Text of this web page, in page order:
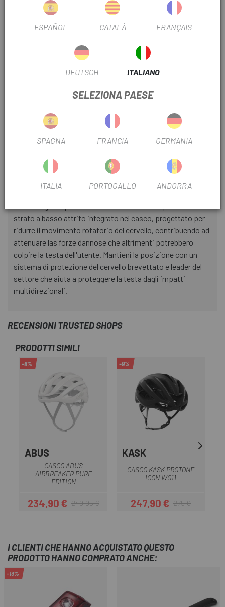
confortevole, mentre las cinturini offrono una sensazione
morbida e di alta qualità a contatto con la pelle. La cosa
consueto in un sacchetto per il bucato o a mano per una
freschezza rapida e semplice.
Oakley 360 Fit offre un'esperienza di guida migliorata con il
giogo riposizionate e al quadrante in gomma, mentre il
nuovo cappuccio offre una taglia più adattabile e aiuta a
ridurre i punti di pressione e i punti caldi.
VANO PORTAOGGETTI:
Las anteriori offrono ai ciclisti il
posto ideale per riporre facilmente gli occhiali, proprio
come negli altri caschi Oakley Road.
strato a basso attrito integrato nel casco, progettato per
ridurre il movimento rotatorio del cervello, contribuendo ad
attenuare las forze dannose che altrimenti potrebbero
colpire la testa dell'utente. Mantieni la posizione con un
sistema di protezione del cervello brevettato e leader del
settore che aiuta a proteggere la testa dagli impatti
multidirezionali.
RECENSIONI TRUSTED SHOPS
PRODOTTI SIMILI
-6%
ABUS
CASCO ABUS
AIRBREAKER PURE
EDITION
Prezzo
234,90 €Prezzo base
249,95 €
-9%
KASK
CASCO KASK PROTONE
ICON WG11
Prezzo
247,90 €Prezzo base
275 €
I CLIENTI CHE HANNO ACQUISTATO QUESTO
PRODOTTO HANNO COMPRATO ANCHE:
-13%
ESPAÑOL CATALÀ FRANÇAIS
DEUTSCH ITALIANO
SELEZIONA PAESE
SPAGNA FRANCIA GERMANIA
ITALIA PORTOGALLO ANDORRA